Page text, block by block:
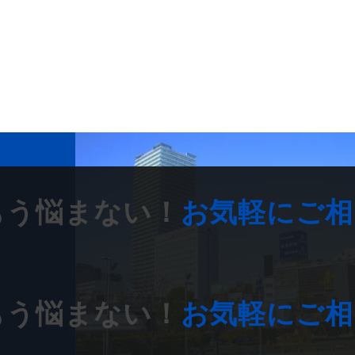
悩まない！ お気軽にご相
悩まない！ お気軽にご相